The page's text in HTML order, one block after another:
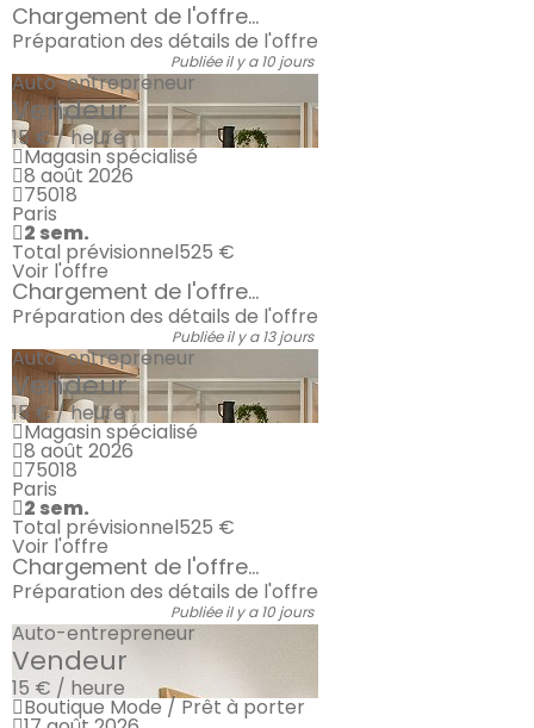
Chargement de l'offre...
Préparation des détails de l'offre
Publiée il y a 10 jours
Auto-entrepreneur
Vendeur
15 € / heure
Magasin spécialisé
8 août 2026
75018
Paris
2 sem.
Total prévisionnel525 €
Voir l'offre
Chargement de l'offre...
Préparation des détails de l'offre
Publiée il y a 13 jours
Auto-entrepreneur
Vendeur
15 € / heure
Magasin spécialisé
8 août 2026
75018
Paris
2 sem.
Total prévisionnel525 €
Voir l'offre
Chargement de l'offre...
Préparation des détails de l'offre
Publiée il y a 10 jours
Auto-entrepreneur
Vendeur
15 € / heure
Boutique Mode / Prêt à porter